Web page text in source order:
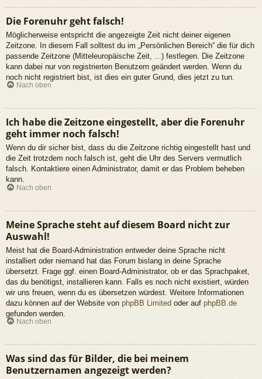
Die Forenuhr geht falsch!
Möglicherweise entspricht die angezeigte Zeit nicht deiner eigenen
Zeitzone. In diesem Fall solltest du im „Persönlichen Bereich“ die für dich
passende Zeitzone (Mitteleuropäische Zeit, ...) festlegen. Die Zeitzone
kann dabei nur von registrierten Benutzern geändert werden. Wenn du
noch nicht registriert bist, ist dies ein guter Grund, dies jetzt zu tun.
Nach oben
Ich habe die Zeitzone eingestellt, aber die Forenuhr
geht immer noch falsch!
Wenn du dir sicher bist, dass du die Zeitzone richtig eingestellt hast und
die Zeit trotzdem noch falsch ist, geht die Uhr des Servers vermutlich
falsch. Kontaktiere einen Administrator, damit er das Problem beheben
kann.
Nach oben
Meine Sprache steht auf diesem Board nicht zur
Auswahl!
Meist hat die Board-Administration entweder deine Sprache nicht
installiert oder niemand hat das Forum bislang in deine Sprache
übersetzt. Frage ggf. einen Board-Administrator, ob er das Sprachpaket,
das du benötigst, installieren kann. Falls es noch nicht existiert, würden
wir uns freuen, wenn du es übersetzen würdest. Weitere Informationen
dazu können auf der Website von phpBB Limited oder auf phpBB.de
gefunden werden.
Nach oben
Was sind das für Bilder, die bei meinem
Benutzernamen angezeigt werden?